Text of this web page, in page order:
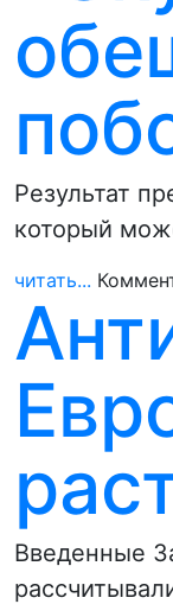
Результат
который
читать...
Введенные